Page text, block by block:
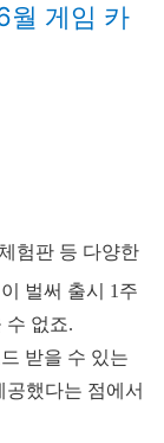
월 게임 카
험판 등 다양한
벌써 출시 1주
수 없죠.
받을 수 있는
했다는 점에서